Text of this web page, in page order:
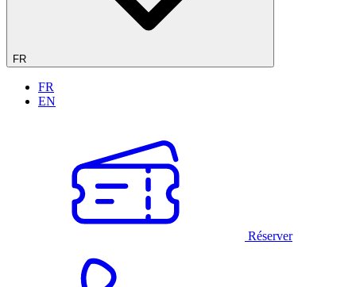
FR
FR
EN
Réserver